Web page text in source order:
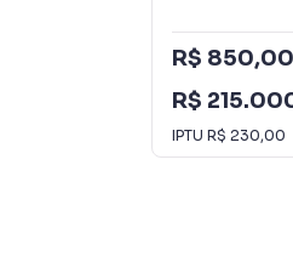
um time de
atender
R$ 850,00
R$
IPTU R$ 230,00